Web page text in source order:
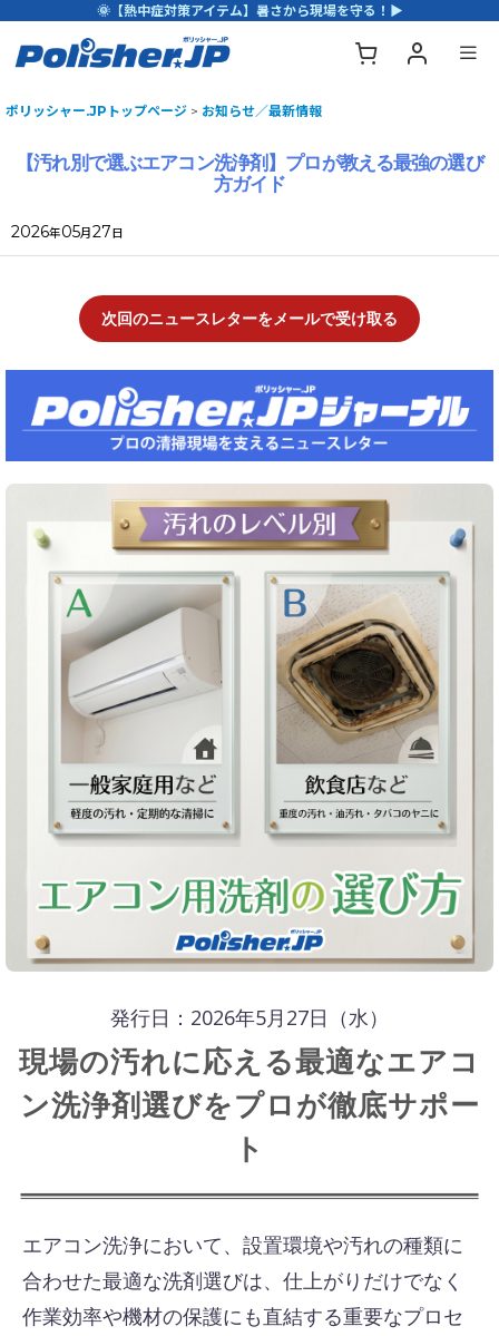
🌞【熱中症対策アイテム】暑さから現場を守る！▶
ポリッシャー.JPトップページ > お知らせ／最新情報
【汚れ別で選ぶエアコン洗浄剤】プロが教える最強の選び
方ガイド
2026年05月27日
次回のニュースレターをメールで受け取る
発行日：2026年5月27日（水）
現場の汚れに応える最適なエアコ
ン洗浄剤選びをプロが徹底サポー
ト
エアコン洗浄において、設置環境や汚れの種類に
合わせた最適な洗剤選びは、仕上がりだけでなく
作業効率や機材の保護にも直結する重要なプロセ